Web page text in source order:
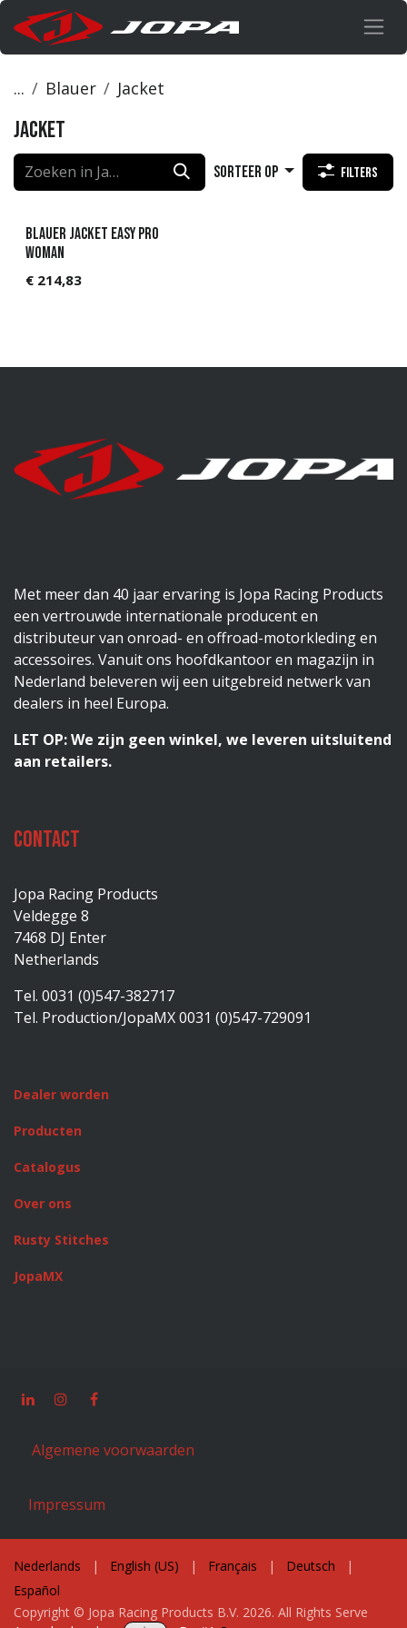
Overslaan naar inhoud
... Blauer Jacket
Jacket
Sorteer op Filters
Blauer Jacket Easy pro
woman
€ 214,83
Met meer dan 40 jaar ervaring is Jopa Racing Products
een vertrouwde internationale producent en
distributeur van onroad- en offroad-motorkleding en
accessoires. Vanuit ons hoofdkantoor en magazijn in
Nederland beleveren wij een uitgebreid netwerk van
dealers in heel Europa.
LET OP: We zijn geen winkel, we leveren uitsluitend
aan retailers.
Contact
Jopa Racing Products
Veldegge 8
7468 DJ Enter
Netherlands
Tel. 0031 (0)547-382717
Tel. Production/JopaMX 0031 (0)547-729091
Dealer worden
Producten
Catalogus
Over ons
Rusty Stitches
JopaMX
Algemene voorwaarden
Impressum
Copyright © Jopa Racing Products B.V. 2026. All Rights Serve
Nederlands | English (US) | Français | Deutsch
|
Español